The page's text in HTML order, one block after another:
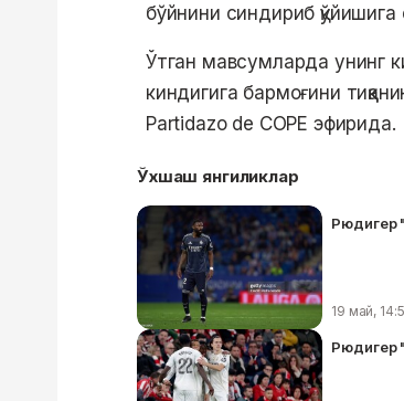
бўйнини синдириб
Ўтган мавсумларда унинг
киндигига бармоғини
Partidazo de COPE эфирида.
Ўхшаш янгиликлар
Рюдигер
19 май,
Рюдигер